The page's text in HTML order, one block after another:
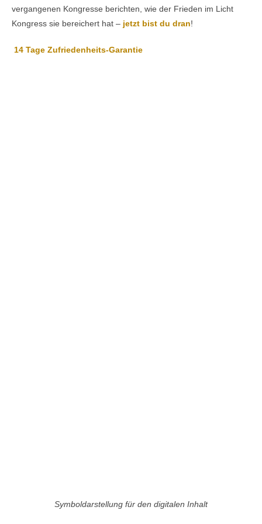
vergangenen Kongresse berichten, wie der Frieden im Licht
Kongress sie bereichert hat – jetzt bist du dran!
14 Tage Zufriedenheits-Garantie
Symboldarstellung für den digitalen Inhalt